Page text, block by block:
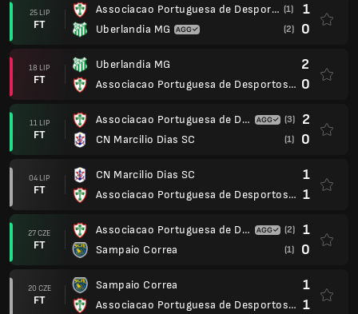
25 LIP
FT
Associacao Portuguesa de Desportos SP
Uberlandia MG
(1) 1
(2) 0
18 LIP
FT
Uberlandia MG
Associacao Portuguesa de Desportos SP
2
0
11 LIP
FT
Associacao Portuguesa de Desportos SP
CN Marcilio Dias SC
(3) 2
(1) 0
04 LIP
FT
CN Marcilio Dias SC
Associacao Portuguesa de Desportos SP
1
1
27 CZE
FT
Associacao Portuguesa de Desportos SP
Sampaio Correa
(2) 1
(1) 0
20 CZE
FT
Sampaio Correa
Associacao Portuguesa de Desportos SP
1
1